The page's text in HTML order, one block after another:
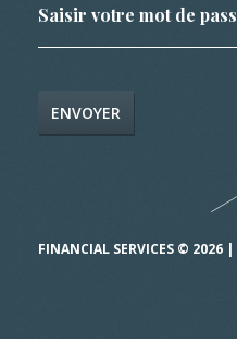
FINANCIAL SERVICES © 2026 |